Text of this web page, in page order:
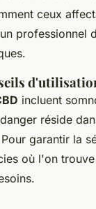
ceux
professionnel
incluent
réside
garantir la
où l'on